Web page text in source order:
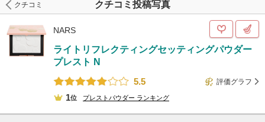
クチコミ投稿写真
クチコミ
NARS
ライトリフレクティングセッティングパウダー
プレスト N
5.5
評価グラフ
1位 プレストパウダー ランキング